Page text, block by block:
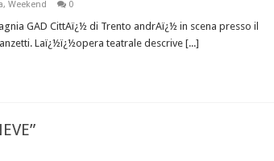
, Weekend 0
GAD CittAï¿½ di Trento andrAï¿½ in scena presso il
Laï¿½ï¿½opera teatrale descrive [...]